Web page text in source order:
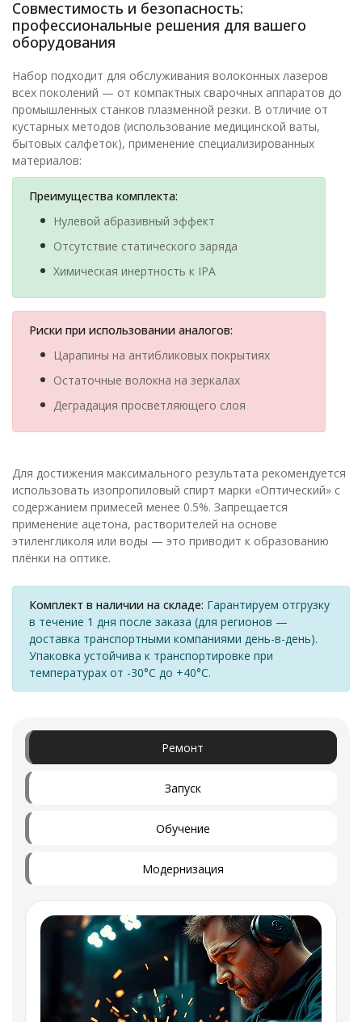
Совместимость и безопасность:
профессиональные решения для вашего
оборудования
Набор подходит для обслуживания волоконных лазеров
всех поколений — от компактных сварочных аппаратов до
промышленных станков плазменной резки. В отличие от
кустарных методов (использование медицинской ваты,
бытовых салфеток), применение специализированных
материалов:
Преимущества комплекта:
Нулевой абразивный эффект
Отсутствие статического заряда
Химическая инертность к IPA
Риски при использовании аналогов:
Царапины на антибликовых покрытиях
Остаточные волокна на зеркалах
Деградация просветляющего слоя
Для достижения максимального результата рекомендуется
использовать изопропиловый спирт марки «Оптический» с
содержанием примесей менее 0.5%. Запрещается
применение ацетона, растворителей на основе
этиленгликоля или воды — это приводит к образованию
плёнки на оптике.
Комплект в наличии на складе: Гарантируем отгрузку
в течение 1 дня после заказа (для регионов —
доставка транспортными компаниями день-в-день).
Упаковка устойчива к транспортировке при
температурах от -30°C до +40°C.
Ремонт
Запуск
Обучение
Модернизация